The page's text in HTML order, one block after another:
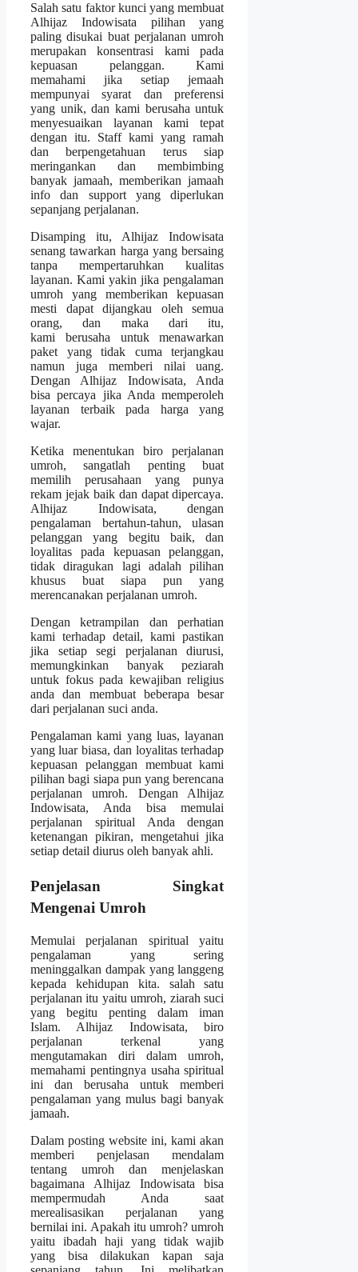
Salah satu faktor kunci yang membuat
Alhijaz Indowisata pilihan yang
paling disukai buat perjalanan umroh
merupakan konsentrasi kami pada
kepuasan pelanggan. Kami
memahami jika setiap jemaah
mempunyai syarat dan preferensi
yang unik, dan kami berusaha untuk
menyesuaikan layanan kami tepat
dengan itu. Staff kami yang ramah
dan berpengetahuan terus siap
meringankan dan membimbing
banyak jamaah, memberikan jamaah
info dan support yang diperlukan
sepanjang perjalanan.
Disamping itu, Alhijaz Indowisata
senang tawarkan harga yang bersaing
tanpa mempertaruhkan kualitas
layanan. Kami yakin jika pengalaman
umroh yang memberikan kepuasan
mesti dapat dijangkau oleh semua
orang, dan maka dari itu,
kami berusaha untuk menawarkan
paket yang tidak cuma terjangkau
namun juga memberi nilai uang.
Dengan Alhijaz Indowisata, Anda
bisa percaya jika Anda memperoleh
layanan terbaik pada harga yang
wajar.
Ketika menentukan biro perjalanan
umroh, sangatlah penting buat
memilih perusahaan yang punya
rekam jejak baik dan dapat dipercaya.
Alhijaz Indowisata, dengan
pengalaman bertahun-tahun, ulasan
pelanggan yang begitu baik, dan
loyalitas pada kepuasan pelanggan,
tidak diragukan lagi adalah pilihan
khusus buat siapa pun yang
merencanakan perjalanan umroh.
Dengan ketrampilan dan perhatian
kami terhadap detail, kami pastikan
jika setiap segi perjalanan diurusi,
memungkinkan banyak peziarah
untuk fokus pada kewajiban religius
anda dan membuat beberapa besar
dari perjalanan suci anda.
Pengalaman kami yang luas, layanan
yang luar biasa, dan loyalitas terhadap
kepuasan pelanggan membuat kami
pilihan bagi siapa pun yang berencana
perjalanan umroh. Dengan Alhijaz
Indowisata, Anda bisa memulai
perjalanan spiritual Anda dengan
ketenangan pikiran, mengetahui jika
setiap detail diurus oleh banyak ahli.
Penjelasan Singkat
Mengenai Umroh
Memulai perjalanan spiritual yaitu
pengalaman yang sering
meninggalkan dampak yang langgeng
kepada kehidupan kita. salah satu
perjalanan itu yaitu umroh, ziarah suci
yang begitu penting dalam iman
Islam. Alhijaz Indowisata, biro
perjalanan terkenal yang
mengutamakan diri dalam umroh,
memahami pentingnya usaha spiritual
ini dan berusaha untuk memberi
pengalaman yang mulus bagi banyak
jamaah.
Dalam posting website ini, kami akan
memberi penjelasan mendalam
tentang umroh dan menjelaskan
bagaimana Alhijaz Indowisata bisa
mempermudah Anda saat
merealisasikan perjalanan yang
bernilai ini. Apakah itu umroh? umroh
yaitu ibadah haji yang tidak wajib
yang bisa dilakukan kapan saja